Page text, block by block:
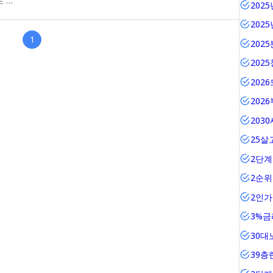
1
2025
2025
2025
2025
2026
2026
2030
25살
2단
2순
2인
3%금
30대
39층